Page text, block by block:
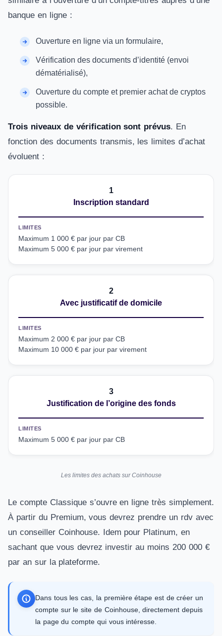
banque en ligne :
Ouverture en ligne via un formulaire,
Vérification des documents d’identité (envoi
dématérialisé),
Ouverture du compte et premier achat de cryptos
possible.
Trois niveaux de vérification sont prévus. En
fonction des documents transmis, les limites d’achat
évoluent :
1
Inscription standard
LIMITES
Maximum 1 000 € par jour par CB
Maximum 5 000 € par jour par virement
2
Avec justificatif de domicile
LIMITES
Maximum 2 000 € par jour par CB
Maximum 10 000 € par jour par virement
3
Justification de l’origine des fonds
LIMITES
Maximum 5 000 € par jour par CB
Les limites des achats sur Coinhouse
Le compte Classique s’ouvre en ligne très simplement.
À partir du Premium, vous devrez prendre un rdv avec
un conseiller Coinhouse. Idem pour Platinum, en
sachant que vous devrez investir au moins 200 000 €
par an sur la plateforme.
Dans tous les cas, la première étape est de créer un
compte sur le site de Coinhouse, directement depuis
la page du compte qui vous intéresse.